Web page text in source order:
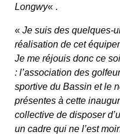
Longwy« .
« Je suis des quelques-
réalisation de cet
Je me réjouis donc ce
: l’association des
sportive du Bassin et le
présentes à cette
collective de disposer
un cadre qui ne l’est